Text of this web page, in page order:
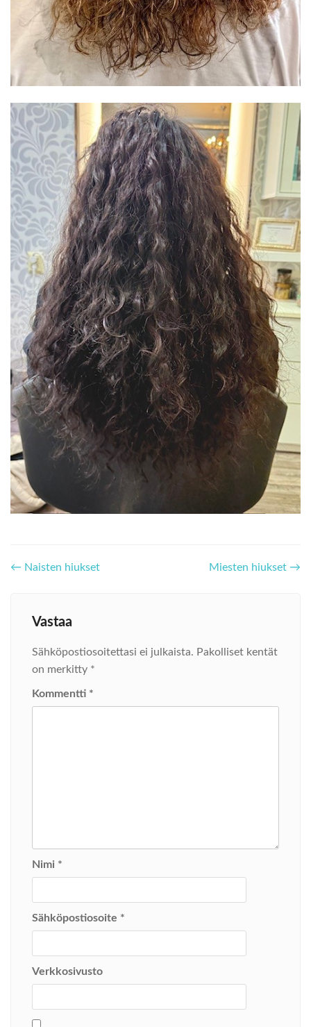
Post
← Naisten hiukset Miesten hiukset →
Vastaa
Sähköpostiosoitettasi ei julkaista. Pakolliset kentät
on merkitty *
Kommentti *
Nimi *
Sähköpostiosoite *
Verkkosivusto